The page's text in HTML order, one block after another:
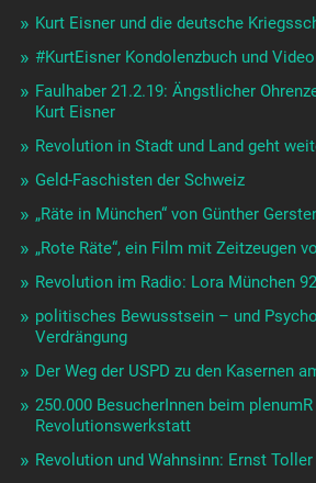
Kurt Eisner und die deutsche
#KurtEisner Kondolenzbuch und Video
Faulhaber 21.2.19: Ängstlicher
Kurt Eisner
Revolution in Stadt und Land geht
Geld-Faschisten der Schweiz
„Räte in München“ von Günther
„Rote Räte“, ein Film mit Zeitzeugen
Revolution im Radio: Lora München
politisches Bewusstsein – und
Verdrängung
Der Weg der USPD zu den Kasernen
250.000 BesucherInnen beim
Revolutionswerkstatt
Revolution und Wahnsinn: Ernst Toller